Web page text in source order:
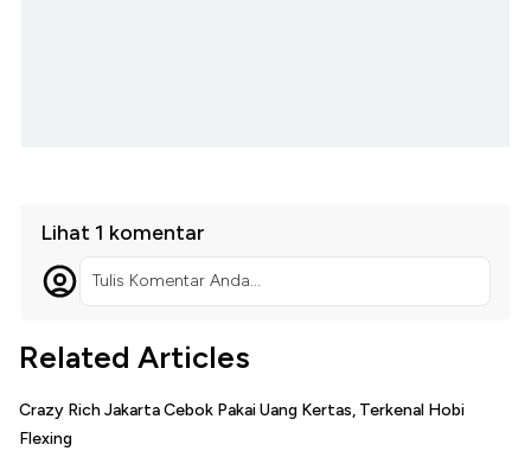
Lihat 1 komentar
Tulis Komentar Anda...
Related Articles
Crazy Rich Jakarta Cebok Pakai Uang Kertas, Terkenal Hobi
Flexing